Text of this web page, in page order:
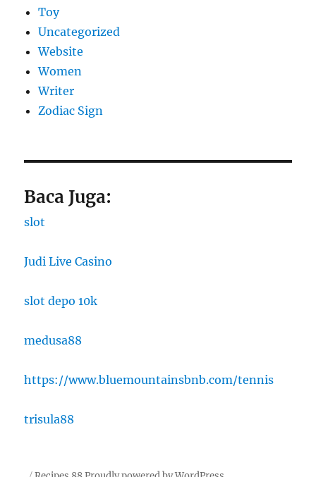
Toy
Uncategorized
Website
Women
Writer
Zodiac Sign
Baca Juga:
slot
Judi Live Casino
slot depo 10k
medusa88
https://www.bluemountainsbnb.com/tennis
trisula88